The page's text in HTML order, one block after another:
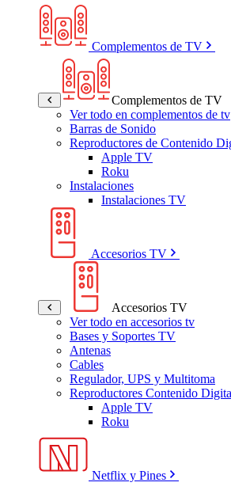
Complementos de TV
Complementos de TV
Ver todo en complementos de tv
Barras de Sonido
Reproductores de Contenido
Apple TV
Roku
Instalaciones
Instalaciones TV
Accesorios TV
Accesorios TV
Ver todo en accesorios tv
Bases y Soportes TV
Antenas
Cables
Regulador, UPS y Multitoma
Reproductores Contenido
Apple TV
Roku
Netflix y Pines